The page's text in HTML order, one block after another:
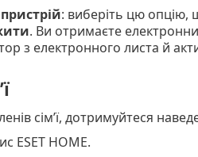
: виберіть цю опцію,
. Ви отримаєте
з електронного листа й
сім’ї, дотримуйтеся
ESET HOME.